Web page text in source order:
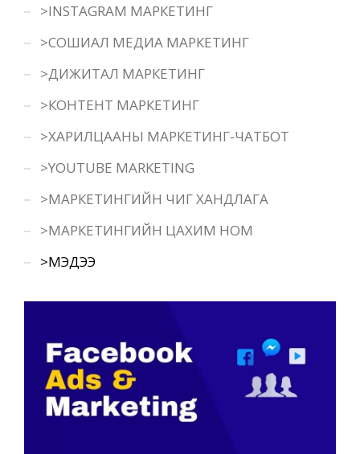
>INSTAGRAM МАРКЕТИНГ
>СОШИАЛ МЕДИА МАРКЕТИНГ
>ДИЖИТАЛ МАРКЕТИНГ
>КОНТЕНТ МАРКЕТИНГ
>ХАРИЛЦААНЫ МАРКЕТИНГ-ЧАТБОТ
>YOUTUBE MARKETING
>МАРКЕТИНГИЙН ЧИГ ХАНДЛАГА
>МАРКЕТИНГИЙН ЦАХИМ НОМ
>МЭДЭЭ